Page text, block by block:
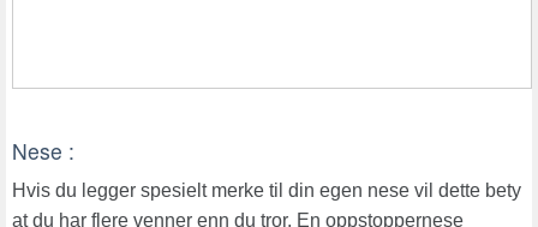
Nese :
Hvis du legger spesielt merke til din egen nese vil dette bety
at du har flere venner enn du tror. En oppstoppernese